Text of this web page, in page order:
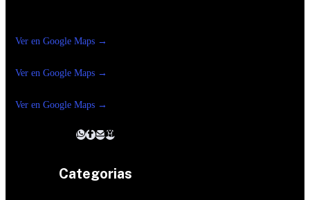
Ver en Google Maps →
Ver en Google Maps →
Ver en Google Maps →
Categorias